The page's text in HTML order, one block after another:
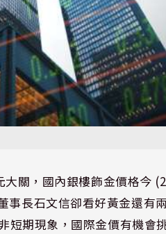
關，國內銀樓飾金價格今
長石文信卻看好黃金還有
期現象，國際金價有機會